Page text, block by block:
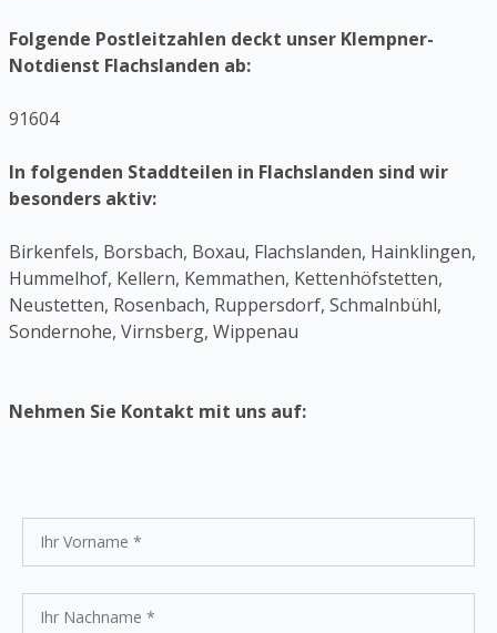
Folgende Postleitzahlen deckt unser Klempner-
Notdienst Flachslanden ab:
91604
In folgenden Staddteilen in Flachslanden sind wir
besonders aktiv:
Birkenfels, Borsbach, Boxau, Flachslanden, Hainklingen,
Hummelhof, Kellern, Kemmathen, Kettenhöfstetten,
Neustetten, Rosenbach, Ruppersdorf, Schmalnbühl,
Sondernohe, Virnsberg, Wippenau
Nehmen Sie Kontakt mit uns auf: